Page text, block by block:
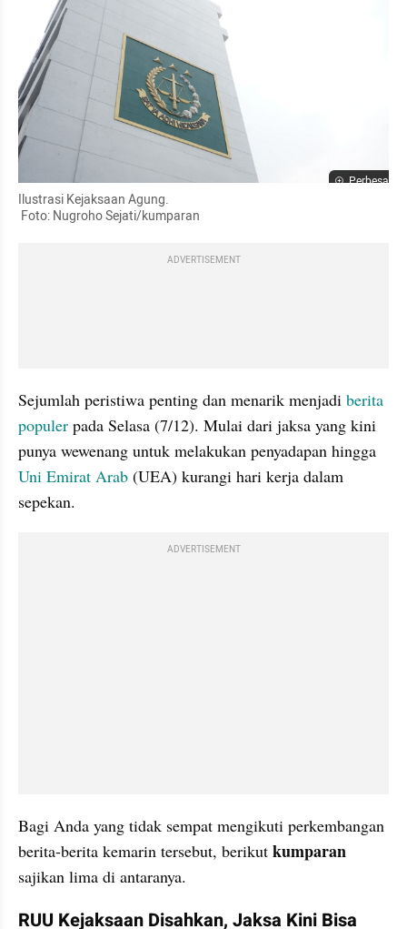
Perbesar
Ilustrasi Kejaksaan Agung.
Foto: Nugroho Sejati/kumparan
ADVERTISEMENT
Sejumlah peristiwa penting dan menarik menjadi berita
populer pada Selasa (7/12). Mulai dari jaksa yang kini
Uni Emirat Arab (UEA) kurangi hari kerja dalam
sepekan.
ADVERTISEMENT
Bagi Anda yang tidak sempat mengikuti perkembangan
berita-berita kemarin tersebut, berikut
sajikan lima di antaranya.
RUU Kejaksaan Disahkan, Jaksa Kini Bisa